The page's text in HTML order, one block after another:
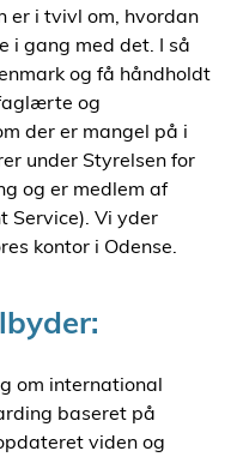
er i tvivl om, hvordan
i gang med det. I så
og få håndholdt
og
der er mangel på i
under Styrelsen for
og er medlem af
Service). Vi yder
kontor i Odense.
om international
baseret på
viden og